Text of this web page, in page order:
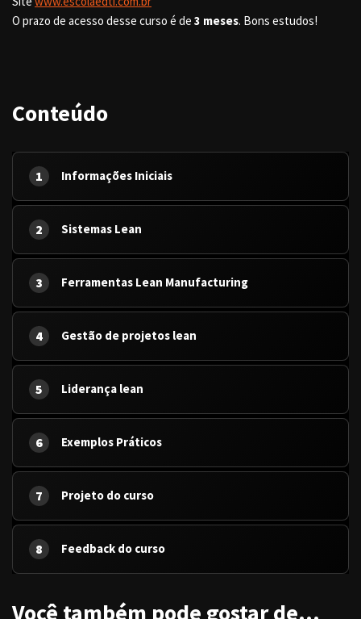
O prazo de acesso desse curso é de 3 meses. Bons estudos!
Conteúdo
1 Informações Iniciais
2 Sistemas Lean
3 Ferramentas Lean Manufacturing
4 Gestão de projetos lean
5 Liderança lean
6 Exemplos Práticos
7 Projeto do curso
8 Feedback do curso
Você também pode gostar de…